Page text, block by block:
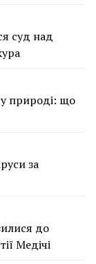
суд над
у природі: що
за
до
Медічі